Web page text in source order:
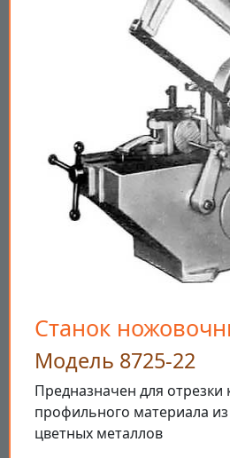
Станок
Модель 8725-22
Предназначен для отрезки
профильного материала из
цветных металлов